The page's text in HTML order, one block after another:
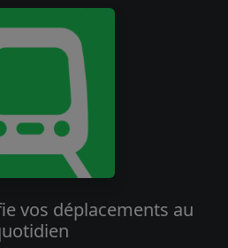
vos déplacements au